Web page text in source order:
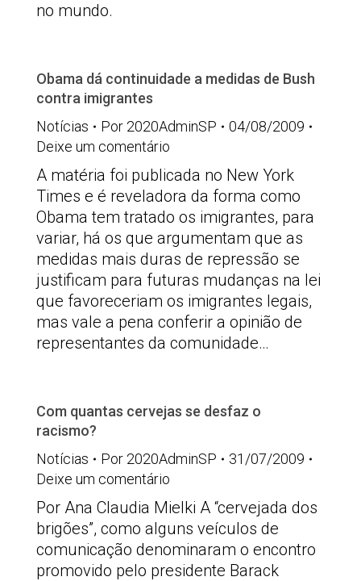
no mundo.
Obama dá continuidade a medidas de Bush
contra imigrantes
Notícias
Por 2020AdminSP
04/08/2009
Deixe um comentário
A matéria foi publicada no New York
Times e é reveladora da forma como
Obama tem tratado os imigrantes, para
variar, há os que argumentam que as
medidas mais duras de repressão se
justificam para futuras mudanças na lei
que favoreceriam os imigrantes legais,
mas vale a pena conferir a opinião de
representantes da comunidade…
Com quantas cervejas se desfaz o
racismo?
Notícias
Por 2020AdminSP
31/07/2009
Deixe um comentário
Por Ana Claudia Mielki A “cervejada dos
brigões”, como alguns veículos de
comunicação denominaram o encontro
promovido pelo presidente Barack